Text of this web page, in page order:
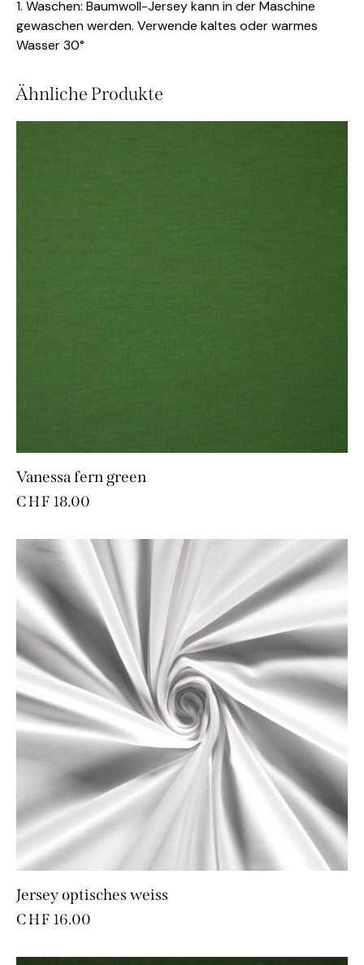
1. Waschen: Baumwoll-Jersey kann in der Maschine
gewaschen werden. Verwende kaltes oder warmes
Wasser 30°
Ähnliche Produkte
Vanessa fern green
CHF 18.00
Jersey optisches weiss
CHF 16.00